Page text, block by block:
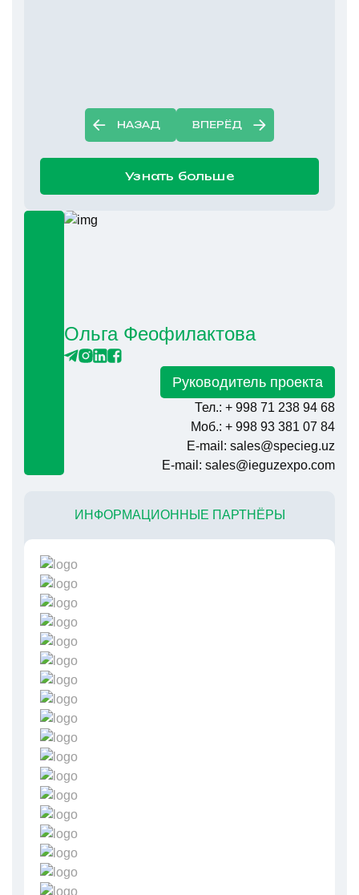
НАЗАД ВПЕРЁД
Узнать больше
Ольга Феофилактова
Руководитель проекта
Тел.: + 998 71 238 94 68
Моб.: + 998 93 381 07 84
E-mail: sales@specieg.uz
E-mail: sales@ieguzexpo.com
ИНФОРМАЦИОННЫЕ ПАРТНЁРЫ